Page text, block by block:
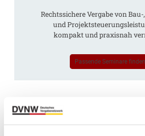
Rechtssichere Vergabe von
und
kompakt und praxisnah
Passende Seminare finden